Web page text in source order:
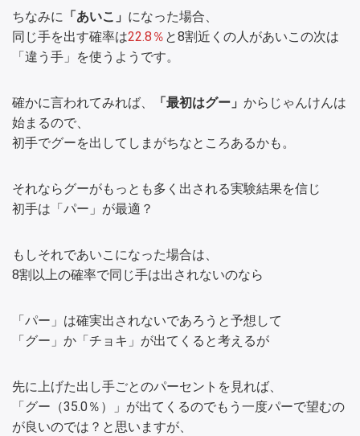
ちなみに 「あいこ」 になった場合、
同じ手を出す確率は22.8％ と8割近くの人があいこの次は
「違う手」を使うようです。
確かに言われてみれば、 「最初はグー」 からじゃんけんは
始まるので、
初手でグーを出してしまがちなところあるかも。
それならグーがもっとも多く出される実験結果を信じ
初手は「パー」が最適？
もしそれであいこになった場合は、
8割以上の確率で同じ手は出されないのなら
「パー」は確実出されないであろうと予想して
「グー」か「チョキ」が出てくると考えるが
先に上げた出し手ごとのパーセントを見れば、
「グー（35.0％）」が出てくるのでもう一度パーで望むの
が良いのでは？と思いますが、